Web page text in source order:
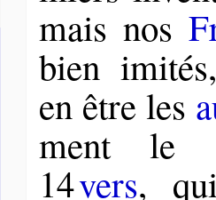
mais nos
bien
en être les
ment le
14vers,